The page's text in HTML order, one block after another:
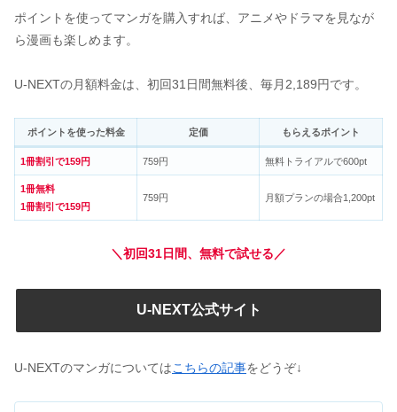
ポイントを使ってマンガを購入すれば、アニメやドラマを見なが
ら漫画も楽しめます。
U-NEXTの月額料金は、初回31日間無料後、毎月2,189円です。
ポイントを使った料金 定価 もらえるポイント
1冊割引で159円 759円 無料トライアルで600pt
1冊無料
1冊割引で159円
759円 月額プランの場合1,200pt
＼初回31日間、無料で試せる／
U-NEXT公式サイト
U-NEXTのマンガについてはこちらの記事をどうぞ↓